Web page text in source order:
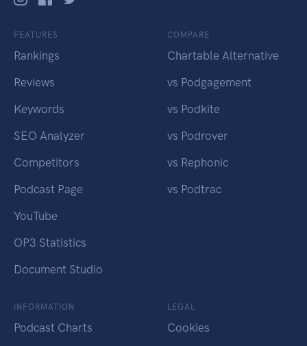
FEATURES
Rankings
Reviews
Keywords
SEO Analyzer
Competitors
Podcast Page
YouTube
OP3 Statistics
Document Studio
COMPARE
Chartable Alternative
vs Podgagement
vs Podkite
vs Podrover
vs Rephonic
vs Podtrac
INFORMATION
Podcast Charts
LEGAL
Cookies